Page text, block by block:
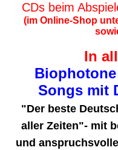
CDs beim
(im Online-Shop
In
Songs mit
"Der beste
aller Zeiten"- mit
und